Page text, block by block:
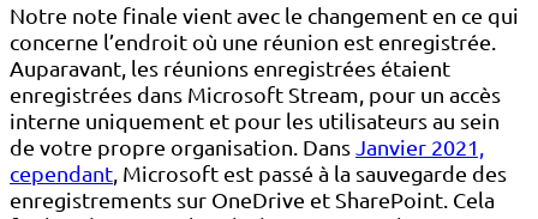
Notre note finale vient avec le changement en ce qui
concerne l’endroit où une réunion est enregistrée.
Auparavant, les réunions enregistrées étaient
enregistrées dans Microsoft Stream, pour un accès
interne uniquement et pour les utilisateurs au sein
de votre propre organisation. Dans Janvier 2021,
cependant , Microsoft est passé à la sauvegarde des
enregistrements sur OneDrive et SharePoint. Cela